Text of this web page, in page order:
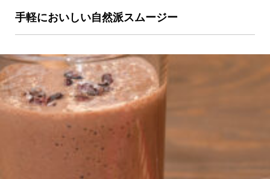
SERIES
カレーが好き
京都おやつクラブ
私と店のはなし
手軽においしい自然派スムージー